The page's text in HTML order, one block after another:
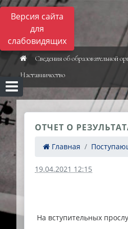
Версия сайта
для
слабовидящих
Сведения об образовательной
Наставничество
ОТЧЕТ О
Главная
19.04.2021 12:15
На вступительных